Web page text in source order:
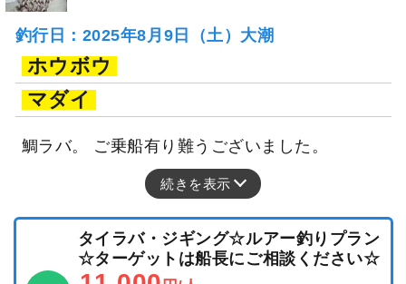
釣行日：2025年8月9日（土）大潮
ホウボウ
マダイ
鯛ラバ。 ご乗船有り難うございました。
続きを表示
タイラバ・ジギング☆ルアー釣りプラン
☆ターゲットは船長にご相談ください☆